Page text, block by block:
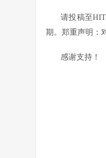
请投稿至
期。郑重声明：
感谢支持！